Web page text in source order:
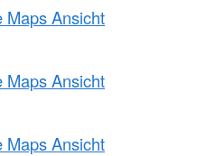
Maps Ansicht
Maps Ansicht
Maps Ansicht